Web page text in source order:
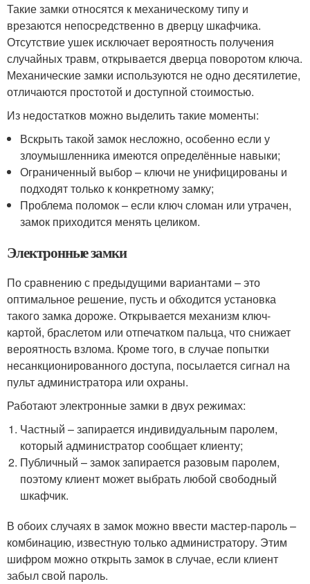
Такие замки относятся к механическому типу и
врезаются непосредственно в дверцу шкафчика.
Отсутствие ушек исключает вероятность получения
случайных травм, открывается дверца поворотом ключа.
Механические замки используются не одно десятилетие,
отличаются простотой и доступной стоимостью.
Из недостатков можно выделить такие моменты:
Вскрыть такой замок несложно, особенно если у
злоумышленника имеются определённые навыки;
Ограниченный выбор – ключи не унифицированы и
подходят только к конкретному замку;
Проблема поломок – если ключ сломан или утрачен,
замок приходится менять целиком.
Электронные замки
По сравнению с предыдущими вариантами – это
оптимальное решение, пусть и обходится установка
такого замка дороже. Открывается механизм ключ-
картой, браслетом или отпечатком пальца, что снижает
вероятность взлома. Кроме того, в случае попытки
несанкционированного доступа, посылается сигнал на
пульт администратора или охраны.
Работают электронные замки в двух режимах:
Частный – запирается индивидуальным паролем,
который администратор сообщает клиенту;
Публичный – замок запирается разовым паролем,
поэтому клиент может выбрать любой свободный
шкафчик.
В обоих случаях в замок можно ввести мастер-пароль –
комбинацию, известную только администратору. Этим
шифром можно открыть замок в случае, если клиент
забыл свой пароль.